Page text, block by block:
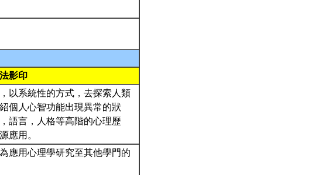
影印
以系統性的方式，去探索人類
個人心智功能出現異常的狀
語言，人格等高階的心理歷
應用。
應用心理學研究至其他學門的